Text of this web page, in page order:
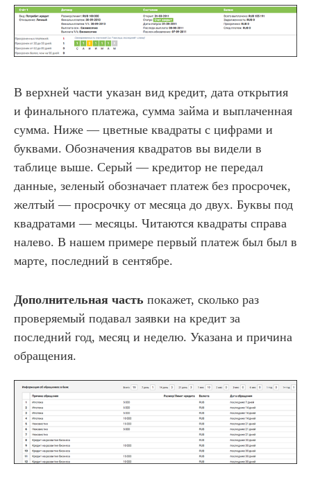
В верхней части указан вид кредит, дата открытия
и финального платежа, сумма займа и выплаченная
сумма. Ниже — цветные квадраты с цифрами и
буквами. Обозначения квадратов вы видели в
таблице выше. Серый — кредитор не передал
данные, зеленый обозначает платеж без просрочек,
желтый — просрочку от месяца до двух. Буквы под
квадратами — месяцы. Читаются квадраты справа
налево. В нашем примере первый платеж был был в
марте, последний в сентябре.
Дополнительная часть покажет, сколько раз
проверяемый подавал заявки на кредит за
последний год, месяц и неделю. Указана и причина
обращения.